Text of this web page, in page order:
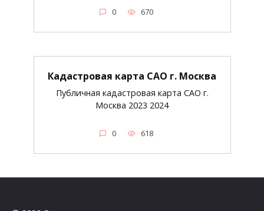
0 670
Кадастровая карта САО г. Москва
Публичная кадастровая карта САО г.
Москва 2023 2024
0 618